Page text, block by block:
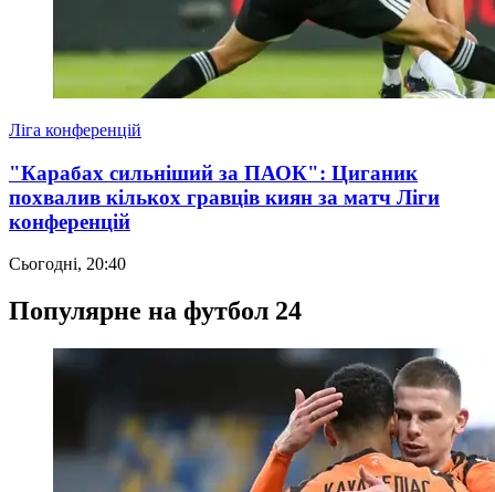
Ліга конференцій
"Карабах сильніший за ПАОК": Циганик
похвалив кількох гравців киян за матч Ліги
конференцій
Сьогодні, 20:40
Популярне на футбол 24